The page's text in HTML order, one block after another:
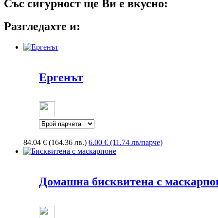
Със сигурност ще Ви е вкусно:
Разгледахте и:
Ергенът
84.04 € (164.36 лв.) 6.00 € (11.74 лв/парче)
Домашна бисквитена с